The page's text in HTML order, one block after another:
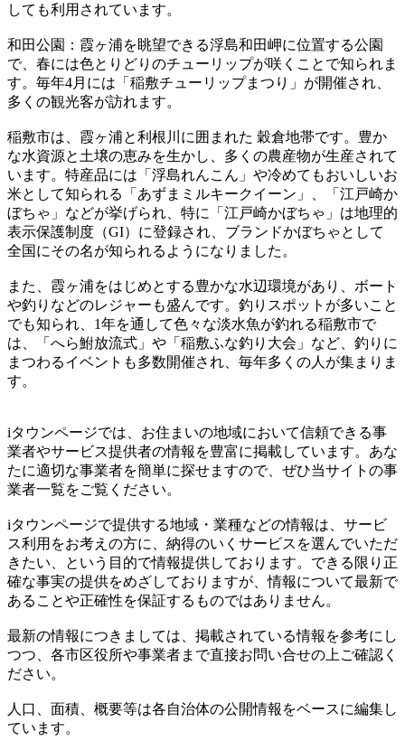
しても利用されています。
和田公園：霞ヶ浦を眺望できる浮島和田岬に位置する公園
で、春には色とりどりのチューリップが咲くことで知られま
す。毎年4月には「稲敷チューリップまつり」が開催され、
多くの観光客が訪れます。
稲敷市は、霞ヶ浦と利根川に囲まれた 穀倉地帯です。豊か
な水資源と土壌の恵みを生かし、多くの農産物が生産されて
います。特産品には「浮島れんこん」や冷めてもおいしいお
米として知られる「あずまミルキークイーン」、「江戸崎か
ぼちゃ」などが挙げられ、特に「江戸崎かぼちゃ」は地理的
表示保護制度（GI）に登録され、ブランドかぼちゃとして
全国にその名が知られるようになりました。
また、霞ヶ浦をはじめとする豊かな水辺環境があり、ボート
や釣りなどのレジャーも盛んです。釣りスポットが多いこと
でも知られ、1年を通して色々な淡水魚が釣れる稲敷市で
は、「へら鮒放流式」や「稲敷ふな釣り大会」など、釣りに
まつわるイベントも多数開催され、毎年多くの人が集まりま
す。
iタウンページでは、お住まいの地域において信頼できる事
業者やサービス提供者の情報を豊富に掲載しています。あな
たに適切な事業者を簡単に探せますので、ぜひ当サイトの事
業者一覧をご覧ください。
iタウンページで提供する地域・業種などの情報は、サービ
ス利用をお考えの方に、納得のいくサービスを選んでいただ
きたい、という目的で情報提供しております。できる限り正
確な事実の提供をめざしておりますが、情報について最新で
あることや正確性を保証するものではありません。
最新の情報につきましては、掲載されている情報を参考にし
つつ、各市区役所や事業者まで直接お問い合せの上ご確認く
ださい。
人口、面積、概要等は各自治体の公開情報をベースに編集し
ています。